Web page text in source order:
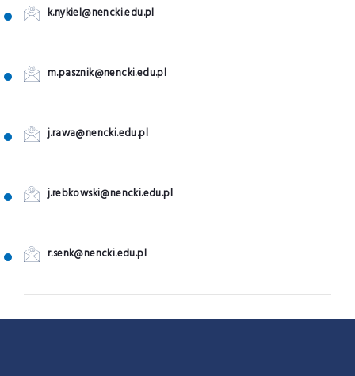
k.nykiel@nencki.edu.pl
m.pasznik@nencki.edu.pl
j.rawa@nencki.edu.pl
j.rebkowski@nencki.edu.pl
r.senk@nencki.edu.pl